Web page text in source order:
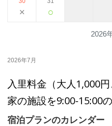
2026
× ○
2026年7月
入里料金（大人1,000
家の施設を9:00-15:00
宿泊プランのカレンダー